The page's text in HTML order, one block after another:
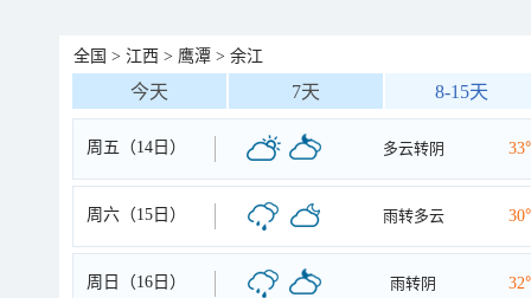
全国 > 江西 > 鹰潭 > 余江
今天 7天 8-15天
周五（14日） 多云转阴
周六（15日） 雨转多云
周日（16日） 雨转阴